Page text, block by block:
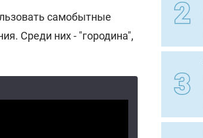
самобытные
Среди них - "городина",